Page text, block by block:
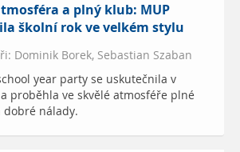
a plný klub: MUP
školní rok ve velkém stylu
Dominik Borek, Sebastian Szaban
year party se uskutečnila v
proběhla ve skvělé atmosféře plné
dobré nálady.